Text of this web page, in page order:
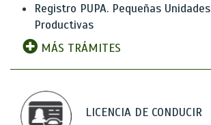
Registro PUPA. Pequeñas Unidades
Productivas
MÁS TRÁMITES
LICENCIA DE CONDUCIR